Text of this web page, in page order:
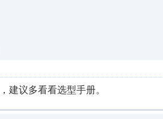
建议多看看选型手册。